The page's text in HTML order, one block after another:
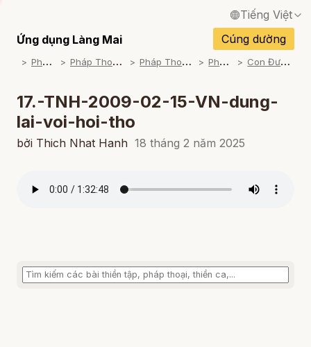
Tiếng Việt
English / Tiếng Anh
Français / Tiếng Pháp
Español / Tiếng Tây Ban Nha
Deutsch / Tiếng Đức
Italiano / Tiếng Ý
Ứng dụng Làng Mai
Cúng dường
P
háp Thoại P
háp Thoại Thiền Sư Thích Nhất Hạnh P
háp Thoại Theo Bộ An Cư Kiết Đông P
háp Thoại Mp3 C
on Đường Của Bụt (2008-2009)
17.-TNH-2009-02-15-VN-dung-
lai-voi-hoi-tho
bởi Thich Nhat Hanh 18 tháng 2 năm 2025